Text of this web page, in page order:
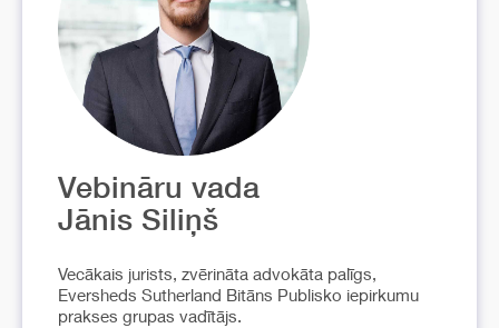
Vebināru vada
Jānis Siliņš
Vecākais jurists, zvērināta advokāta palīgs,
Eversheds Sutherland Bitāns Publisko iepirkumu
prakses grupas vadītājs.